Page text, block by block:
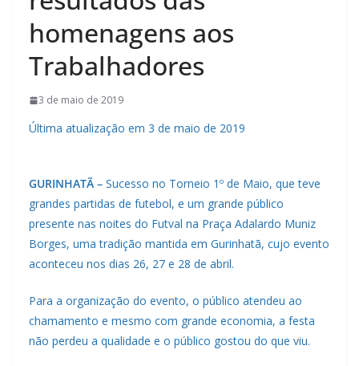
homenagens aos
Trabalhadores
3 de maio de 2019
Última atualização em 3 de maio de 2019
GURINHATÃ – Sucesso no Torneio 1º de Maio, que teve
grandes partidas de futebol, e um grande público
presente nas noites do Futval na Praça Adalardo Muniz
Borges, uma tradição mantida em Gurinhatã, cujo evento
aconteceu nos dias 26, 27 e 28 de abril.
Para a organização do evento, o público atendeu ao
chamamento e mesmo com grande economia, a festa
não perdeu a qualidade e o público gostou do que viu.